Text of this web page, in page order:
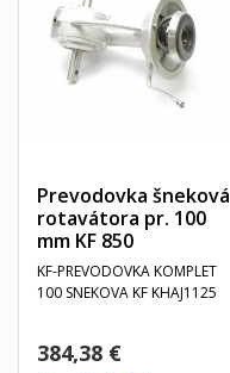
Prevodovka šneková
rotavátora pr. 100
mm KF 850
KF-PREVODOVKA KOMPLET
100 SNEKOVA KF KHAJ1125
384,38 €